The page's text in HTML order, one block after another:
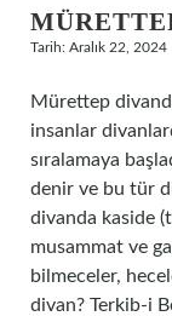
Tarih: Aralık 22, 2024
Mürettep
insanlar
sıralamaya
denir ve bu tür
divanda kaside
musammat ve
bilmeceler,
divan? Terkib-i